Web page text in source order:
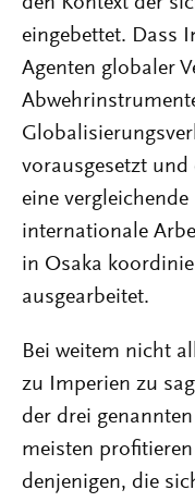
eingebettet. Dass
Agenten globaler
vorausgesetzt
eine
internationale
in Osaka
ausgearbeitet.
Bei weitem nicht
zu Imperien zu
der drei
meisten
denjenigen, die